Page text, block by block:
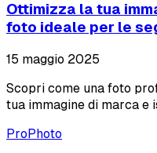
Ottimizza la tua
foto ideale per le
15 maggio 2025
Scopri come una foto
tua immagine di marca e
ProPhoto